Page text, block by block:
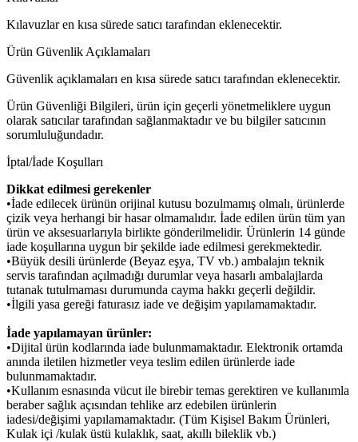
Kılavuzlar en kısa sürede satıcı tarafından eklenecektir.
Ürün Güvenlik Açıklamaları
Güvenlik açıklamaları en kısa sürede satıcı tarafından eklenecektir.
Ürün Güvenliği Bilgileri, ürün için geçerli yönetmeliklere uygun
olarak satıcılar tarafından sağlanmaktadır ve bu bilgiler satıcının
sorumluluğundadır.
İptal/İade Koşulları
Dikkat edilmesi gerekenler
•İade edilecek ürünün orijinal kutusu bozulmamış olmalı, ürünlerde
çizik veya herhangi bir hasar olmamalıdır. İade edilen ürün tüm yan
ürün ve aksesuarlarıyla birlikte gönderilmelidir. Ürünlerin 14 günde
iade koşullarına uygun bir şekilde iade edilmesi gerekmektedir.
•Büyük desili ürünlerde (Beyaz eşya, TV vb.) ambalajın teknik
servis tarafından açılmadığı durumlar veya hasarlı ambalajlarda
tutanak tutulmaması durumunda cayma hakkı geçerli değildir.
•İlgili yasa gereği faturasız iade ve değişim yapılamamaktadır.
İade yapılamayan ürünler:
•Dijital ürün kodlarında iade bulunmamaktadır. Elektronik ortamda
anında iletilen hizmetler veya teslim edilen ürünlerde iade
bulunmamaktadır.
•Kullanım esnasında vücut ile birebir temas gerektiren ve kullanımla
beraber sağlık açısından tehlike arz edebilen ürünlerin
iadesi/değişimi yapılamamaktadır. (Tüm Kişisel Bakım Ürünleri,
Kulak içi /kulak üstü kulaklık, saat, akıllı bileklik vb.)